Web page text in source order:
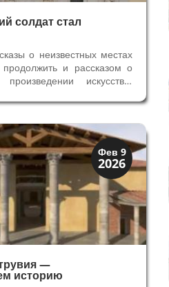
солдат стал
о неизвестных местах
и рассказом о
произведении искусства,
Брайда. Речь идёт об
несущего крест,
растительной...
Фев 9
2026
—
историю